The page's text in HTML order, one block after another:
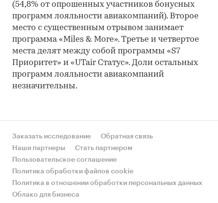
(54,8% от опрошенных участников бонусных
программ лояльности авиакомпаний). Второе
место с существенным отрывом занимает
программа «Miles & More». Третье и четвертое
места делят между собой программы «S7
Приоритет» и «UTair Статус». Доли остальных
программ лояльности авиакомпаний
незначительны.
Заказать исследование
Обратная связь
Наши партнеры
Стать партнером
Пользовательское соглашение
Политика обработки файлов cookie
Политика в отношении обработки персональных данных
Облако для бизнеса